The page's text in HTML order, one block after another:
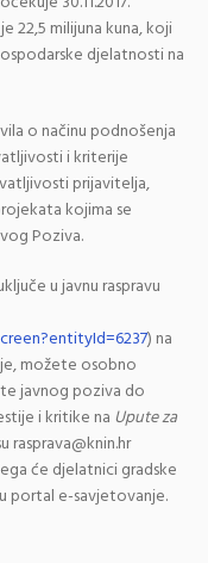
22,5 milijuna kuna, koji
djelatnosti na
o načinu podnošenja
i kriterije
prijavitelja,
kojima se
Poziva.
u javnu raspravu
) na
možete osobno
javnog poziva do
i kritike na Upute za
će djelatnici gradske
portal e-savjetovanje.